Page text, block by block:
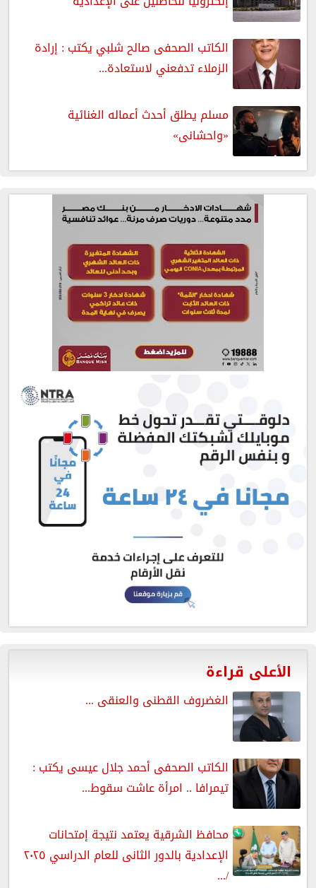
الكاتب الصحفى صالح شلبي يكتب : إرادة
الزملاء تدفعني لاستعادة...
مسلم يطلق أحدث أعماله الغنائية
«واحشانى»
الأعلى قراءة
الغضروف القطنى والعنقى ...
الكاتب الصحفى أحمد جلال عيسى يكتب :
تيمرافا .. امرأة عاشت سقوط...
محافظ الشرقية يعتمد نتيجة إمتحانات
الإعدادية بالدور الثانى للعام الدراسي ٢٠٢٥
/...